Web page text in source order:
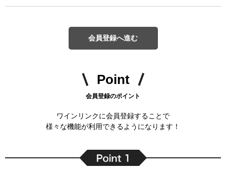
会員登録へ進む
Point
会員登録のポイント
ワインリンクに会員登録することで
様々な機能が利用できるようになります！